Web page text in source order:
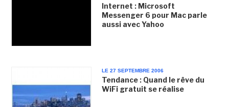
Internet : Microsoft
Messenger 6 pour Mac parle
aussi avec Yahoo
LE 27 SEPTEMBRE 2006
Tendance : Quand le rêve du
WiFi gratuit se réalise